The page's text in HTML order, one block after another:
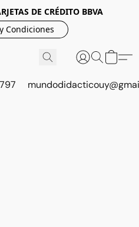
DE CRÉDITO BBVA
Condiciones